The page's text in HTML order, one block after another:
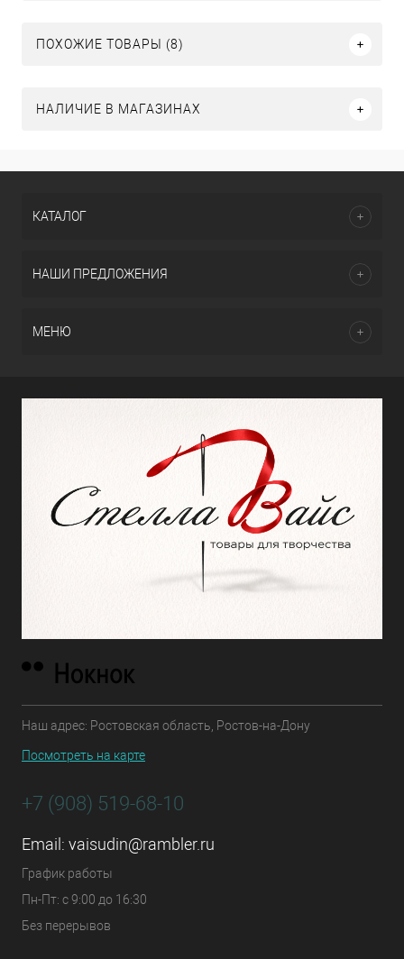
ПОХОЖИЕ ТОВАРЫ (8)
НАЛИЧИЕ В МАГАЗИНАХ
КАТАЛОГ
НАШИ ПРЕДЛОЖЕНИЯ
МЕНЮ
Наш адрес: Ростовская область, Ростов-на-Дону
Посмотреть на карте
+7 (908) 519-68-10
Email: vaisudin@rambler.ru
График работы
Пн-Пт: с 9:00 до 16:30
Без перерывов